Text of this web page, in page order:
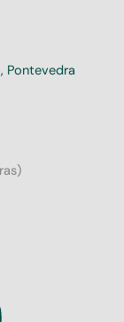
Pontevedra